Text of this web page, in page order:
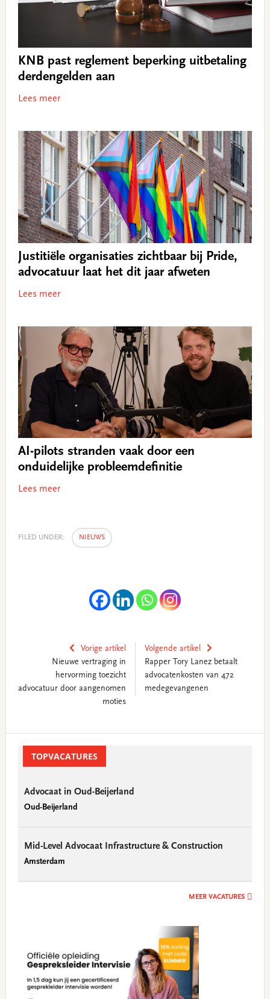
KNB past reglement beperking uitbetaling
derdengelden aan
Lees meer
Justitiële organisaties zichtbaar bij Pride,
advocatuur laat het dit jaar afweten
Lees meer
AI-pilots stranden vaak door een
onduidelijke probleemdefinitie
Lees meer
FILED UNDER: NIEUWS
Vorige artikel
Nieuwe vertraging in
hervorming toezicht
advocatuur door aangenomen
moties
Volgende artikel
Rapper Tory Lanez betaalt
advocatenkosten van 472
medegevangenen
SidebarTOPVACATURES
Advocaat in Oud-Beijerland
Oud-Beijerland
Mid-Level Advocaat Infrastructure & Construction
Amsterdam
MEER VACATURES